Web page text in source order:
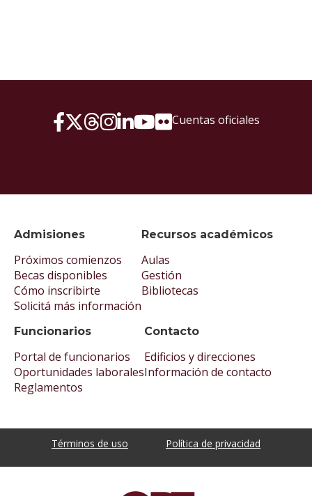
Admisiones
Próximos comienzos
Becas disponibles
Cómo inscribirte
Solicitá más información
Recursos académicos
Aulas
Gestión
Bibliotecas
Funcionarios
Portal de funcionarios
Oportunidades laborales
Reglamentos
Contacto
Edificios y direcciones
Información de contacto
Cuentas oficiales
Términos de uso Política de privacidad